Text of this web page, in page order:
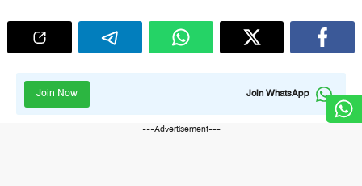
Join WhatsApp
Join Now
---Advertisement---